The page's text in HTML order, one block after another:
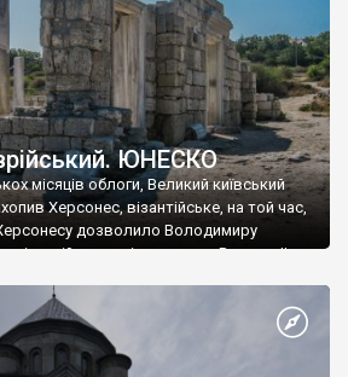
ЮНЕСКО
місяців облоги, Великий київський
Херсонес, візантійське, на той час,
дозволило Володимиру
візантійському імператору Василю ІІ, та
язичник, став Василем-християнином.
Русі. На честь Херсонесу Таврійського